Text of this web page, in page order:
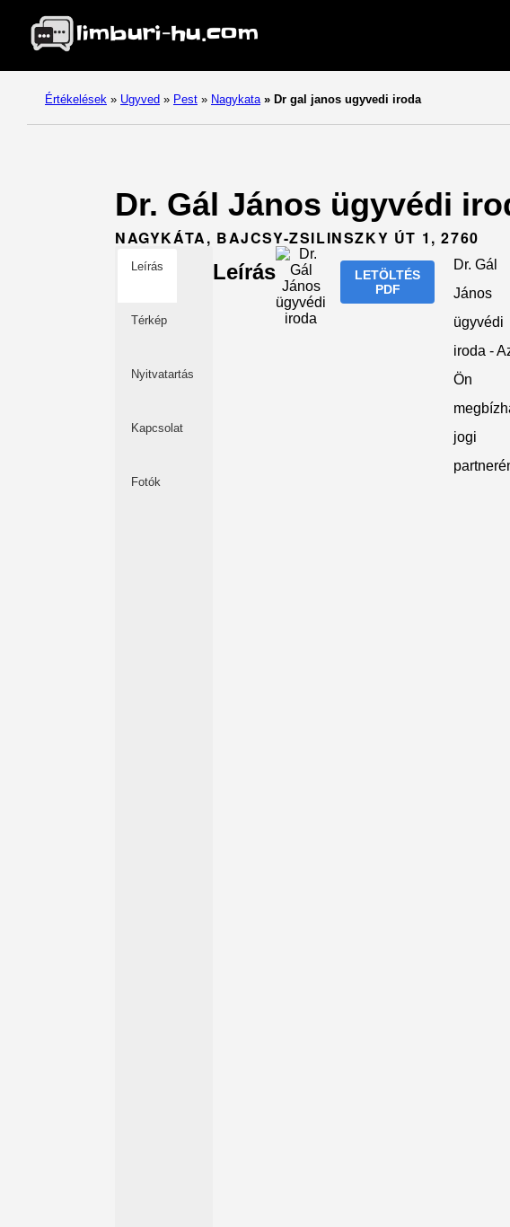
Értékelések » Ugyved » Pest » Nagykata » Dr gal janos ugyvedi iroda
Dr. Gál János ügyvédi
NAGYKÁTA, BAJCSY-ZSILINSZKY ÚT 1, 2760
Leírás
Térkép
Nyitvatartás
Kapcsolat
Fotók
Leírás
LETÖLTÉS
PDF
Dr. Gál
János
ügyvédi
iroda -
Ön
jogi